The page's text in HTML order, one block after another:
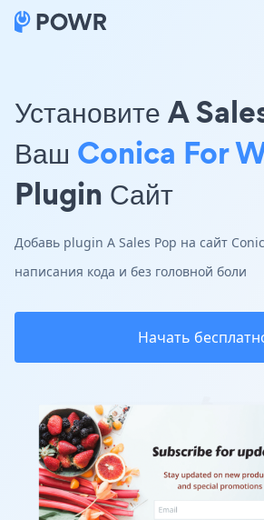
Установите A
Ваш Conica For
Plugin Сайт
Добавь plugin A Sales Pop на сайт
написания кода и без головной боли
Начать